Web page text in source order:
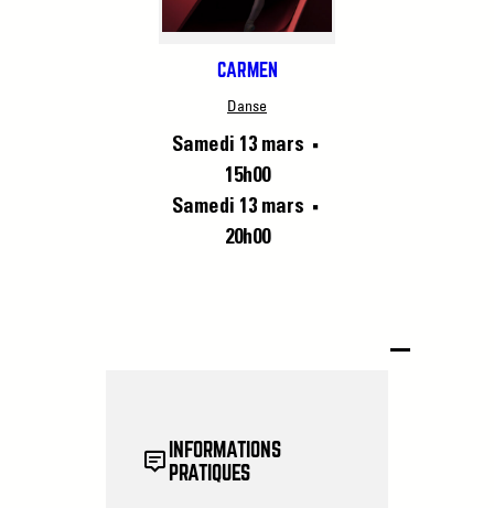
CARMEN
Danse
Samedi 13 mars ■
15h00
Samedi 13 mars
■
20h00
INFORMATIONS
PRATIQUES